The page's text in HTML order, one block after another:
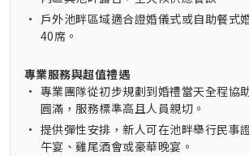
• 戶外池畔區域適合證婚儀式或自助餐式
40席。
專業服務與超值禮遇
• 專業團隊從初步規劃到婚禮當天全程協
圓滿，服務標準高且人員親切。
• 提供彈性安排，新人可在池畔舉行民事
午宴、雞尾酒會或豪華晚宴。